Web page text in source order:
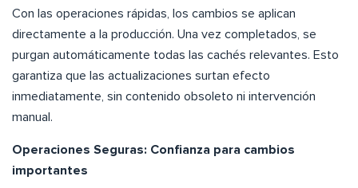
Con las operaciones rápidas, los cambios se aplican
directamente a la producción. Una vez completados, se
purgan automáticamente todas las cachés relevantes. Esto
garantiza que las actualizaciones surtan efecto
inmediatamente, sin contenido obsoleto ni intervención
manual.
Operaciones Seguras: Confianza para cambios
importantes